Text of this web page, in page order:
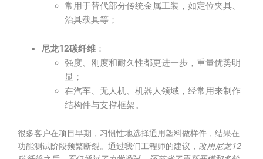
常用于替代部分传统金属工装，如定位夹具、
治具载具等；
尼龙12碳纤维 ：
强度、刚度和耐久性都更进一步，重量优势明
显；
在汽车、无人机、机器人领域，经常用来制作
结构件与支撑框架。
很多客户在项目早期，习惯性地选择通用塑料做样件，结果在
功能测试阶段频繁断裂。通过我们工程师的建议， 改用尼龙12